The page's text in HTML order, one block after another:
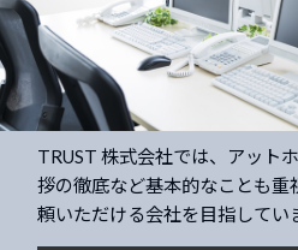
TRUST 株式会社では、アット
拶の徹底など基本的なことも重
頼いただける会社を目指してい